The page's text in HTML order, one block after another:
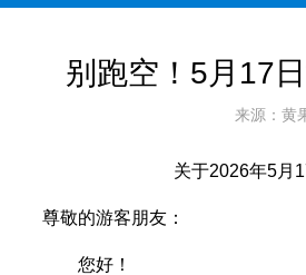
别跑空！5月17
来源：黄
关于2026年5月
尊敬的游客朋友：
您好！